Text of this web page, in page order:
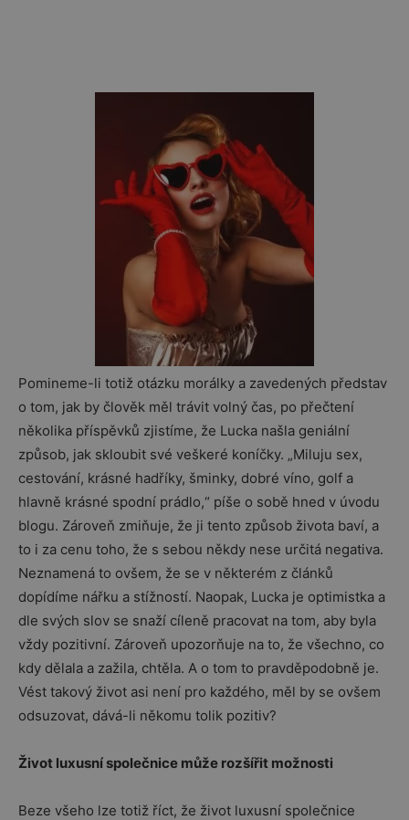
Pomineme-li totiž otázku morálky a zavedených představ
o tom, jak by člověk měl trávit volný čas, po přečtení
několika příspěvků zjistíme, že Lucka našla geniální
způsob, jak skloubit své veškeré koníčky. „Miluju sex,
cestování, krásné hadříky, šminky, dobré víno, golf a
hlavně krásné spodní prádlo,“ píše o sobě hned v úvodu
blogu. Zároveň zmiňuje, že ji tento způsob života baví, a
to i za cenu toho, že s sebou někdy nese určitá negativa.
Neznamená to ovšem, že se v některém z článků
dopídíme nářku a stížností. Naopak, Lucka je optimistka a
dle svých slov se snaží cíleně pracovat na tom, aby byla
vždy pozitivní. Zároveň upozorňuje na to, že všechno, co
kdy dělala a zažila, chtěla. A o tom to pravděpodobně je.
Vést takový život asi není pro každého, měl by se ovšem
odsuzovat, dává-li někomu tolik pozitiv?
Život luxusní společnice může rozšířit možnosti
Beze všeho lze totiž říct, že život luxusní společnice